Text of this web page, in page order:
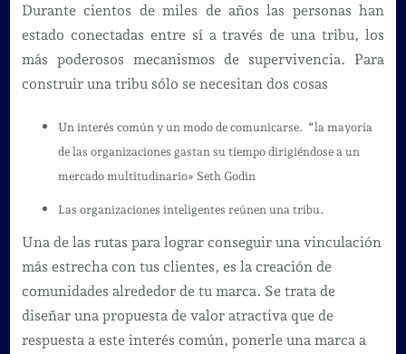
Durante cientos de miles de años las personas han
estado conectadas entre sí a través de una tribu, los
más poderosos mecanismos de supervivencia. Para
construir una tribu sólo se necesitan dos cosas
Un interés común y un modo de comunicarse. “la mayoría
de las organizaciones gastan su tiempo dirigiéndose a un
mercado multitudinario» Seth Godin
Las organizaciones inteligentes reúnen una tribu.
Una de las rutas para lograr conseguir una vinculación
más estrecha con tus clientes, es la creación de
comunidades alrededor de tu marca. Se trata de
diseñar una propuesta de valor atractiva que de
respuesta a este interés común, ponerle una marca a